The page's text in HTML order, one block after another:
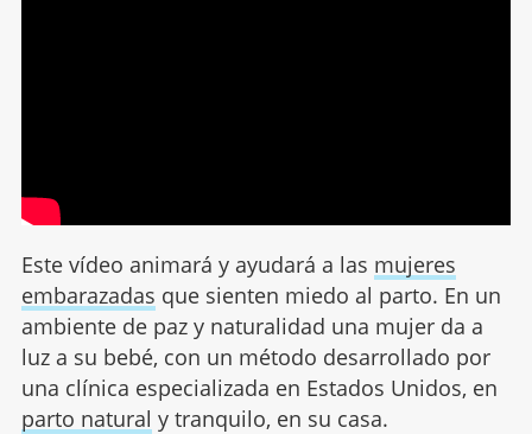
Este vídeo animará y ayudará a las mujeres
embarazadas que sienten miedo al parto. En un
ambiente de paz y naturalidad una mujer da a
luz a su bebé, con un método desarrollado por
una clínica especializada en Estados Unidos, en
parto natural y tranquilo, en su casa.